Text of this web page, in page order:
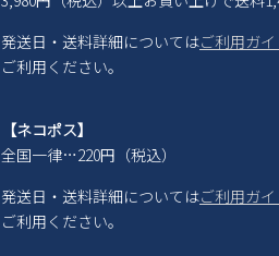
発送日・送料詳細についてはご利用ガイ
ご利用ください。
【ネコポス】
全国一律…220円（税込）
発送日・送料詳細についてはご利用ガイ
ご利用ください。